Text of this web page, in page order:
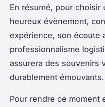
En résumé, pour choisir
heureux évènement,
expérience, son écoute
professionnalisme
assurera des souvenirs
durablement émouvants.
Pour rendre ce moment